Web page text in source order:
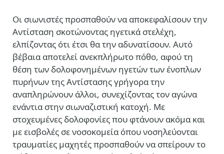
Οι σιωνιστές προσπαθούν να αποκεφαλίσουν την
Αντίσταση σκοτώνοντας ηγετικά στελέχη,
ελπίζοντας ότι έτσι θα την αδυνατίσουν. Αυτό
βέβαια αποτελεί ανεκπλήρωτο πόθο, αφού τη
θέση των δολοφονημένων ηγετών των ένοπλων
πυρήνων της Αντίστασης γρήγορα την
αναπληρώνουν άλλοι, συνεχίζοντας τον αγώνα
ενάντια στην σιωναζιστική κατοχή. Με
στοχευμένες δολοφονίες που φτάνουν ακόμα και
με εισβολές σε νοσοκομεία όπου νοσηλεύονται
τραυματίες μαχητές προσπαθούν να σπείρουν το